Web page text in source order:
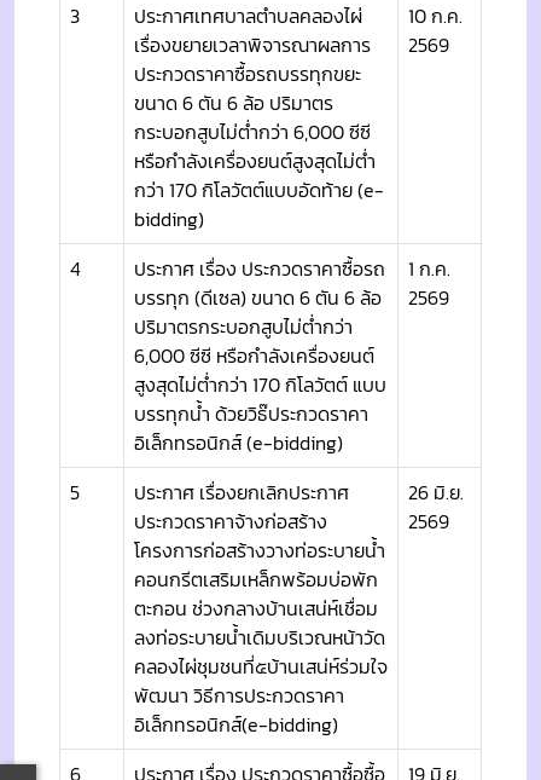
3
ประกาศเทศบาลตำบลคลองไผ่
เรื่องขยายเวลาพิจารณาผลการ
ประกวดราคาซื้อรถบรรทุกขยะ
ขนาด 6 ตัน 6 ล้อ ปริมาตร
กระบอกสูบไม่ต่ำกว่า 6,000 ซีซี
หรือกำลังเครื่องยนต์สูงสุดไม่ต่ำ
กว่า 170 กิโลวัตต์แบบอัดท้าย (e-
bidding)
10 ก.ค.
2569
4
ประกาศ เรื่อง ประกวดราคาซื้อรถ
บรรทุก (ดีเซล) ขนาด 6 ตัน 6 ล้อ
ปริมาตรกระบอกสูบไม่ต่ำกว่า
6,000 ซีซี หรือกำลังเครื่องยนต์
สูงสุดไม่ต่ำกว่า 170 กิโลวัตต์ แบบ
บรรทุกน้ำ ด้วยวิธ๊ประกวดราคา
อิเล็กทรอนิกส์ (e-bidding)
1 ก.ค.
2569
5
ประกาศ เรื่องยกเลิกประกาศ
ประกวดราคาจ้างก่อสร้าง
โครงการก่อสร้างวางท่อระบายน้ำ
คอนกรีตเสริมเหล็กพร้อมบ่อพัก
ตะกอน ช่วงกลางบ้านเสน่ห์เชื่อม
ลงท่อระบายน้ำเดิมบริเวณหน้าวัด
คลองไผ่ชุมชนที่๕บ้านเสน่ห์ร่วมใจ
พัฒนา วิธีการประกวดราคา
อิเล็กทรอนิกส์(e-bidding)
26 มิ.ย.
2569
6
ประกาศ เรื่อง ประกวดราคาซื้อซื้อ
19 มิ.ย.